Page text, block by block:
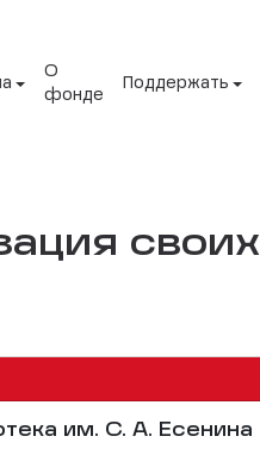
О
фонде
Поддержать
своих
им. С. А. Есенина